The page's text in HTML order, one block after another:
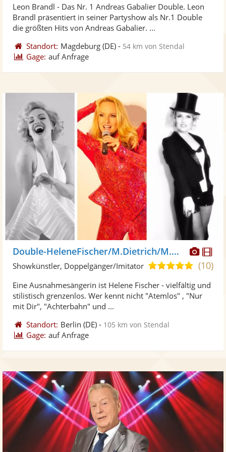
Fotos
5
Leon Brandl - Das Nr. 1 Andreas Gabalier Double. Leon
Brandl präsentiert in seiner Partyshow als Nr.1 Double
die größten Hits von Andreas Gabalier. ...
Standort: Magdeburg (DE) - 54 km von Stendal
Gage: auf Anfrage
Fotos
Double-HeleneFischer/M.Dietrich/M.Monroe
4,9
5
(10)
Showkünstler, Doppelgänger/Imitator
Eine Ausnahmesängerin ist Helene Fischer - vielfältig und
stilistisch grenzenlos. Wer kennt nicht "Atemlos" , "Nur
mit Dir", "Achterbahn" und ...
Standort: Berlin (DE) - 105 km von Stendal
Gage: auf Anfrage